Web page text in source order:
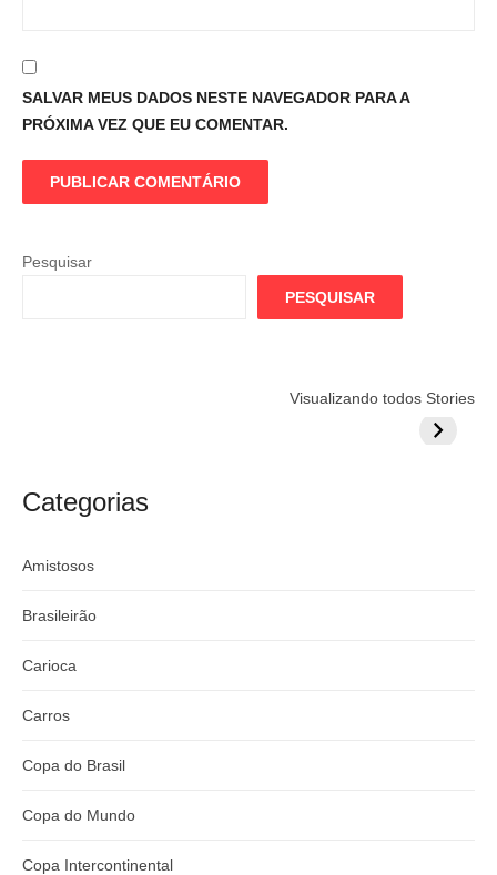
SALVAR MEUS DADOS NESTE NAVEGADOR PARA A
PRÓXIMA VEZ QUE EU COMENTAR.
Pesquisar
PESQUISAR
Visualizando todos Stories
argentino
do
Categorias
Amistosos
Brasileirão
Carioca
Carros
Copa do Brasil
Copa do Mundo
Copa Intercontinental